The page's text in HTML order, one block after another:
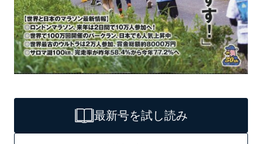
最新号を試し読み